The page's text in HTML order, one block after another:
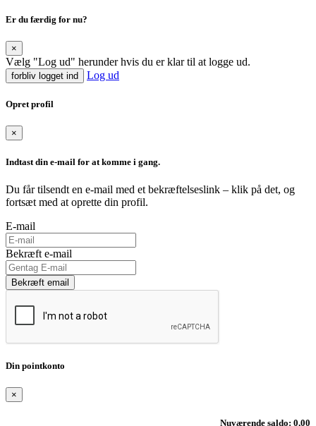
Er du færdig for nu?
×
Vælg "Log ud" herunder hvis du er klar til at logge ud.
forbliv logget ind Log ud
Opret profil
×
Indtast din e-mail for at komme i gang.
Du får tilsendt en e-mail med et bekræftelseslink – klik på det, og
fortsæt med at oprette din profil.
E-mail
Bekræft e-mail
Bekræft email
Din pointkonto
×
Nuværende saldo: 0,00